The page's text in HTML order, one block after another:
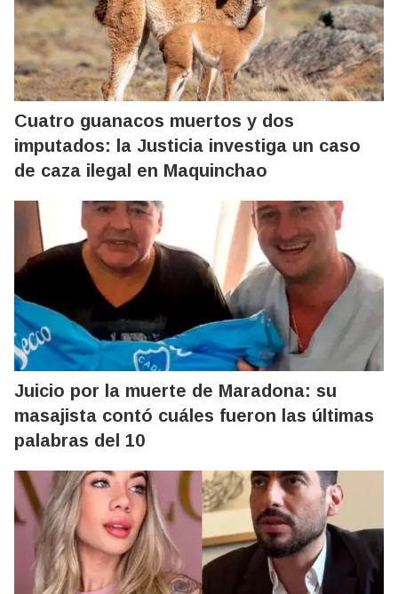
Cuatro guanacos muertos y dos
imputados: la Justicia investiga un caso
de caza ilegal en Maquinchao
Juicio por la muerte de Maradona: su
masajista contó cuáles fueron las últimas
palabras del 10